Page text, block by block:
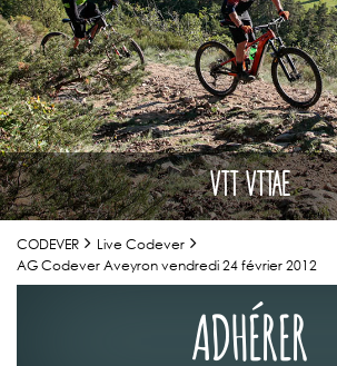
VTT VTTAE
CODEVER
Live Codever
AG Codever Aveyron vendredi 24 février 2012
ADHÉRER